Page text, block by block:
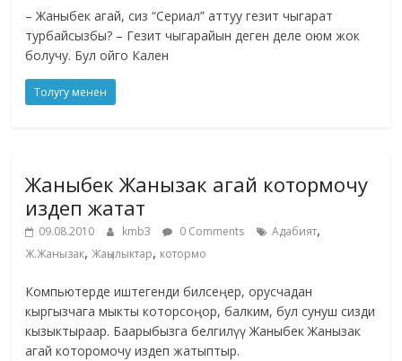
– Жаныбек агай, сиз “Сериал” аттуу гезит чыгарат
турбайсызбы? – Гезит чыгарайын деген деле оюм жок
болучу. Бул ойго Кален
Толугу менен
Жаныбек Жанызак агай котормочу
издеп жатат
09.08.2010 kmb3 0 Comments Адабият,
Ж.Жанызак,Жаңылыктар, котормо
Компьютерде иштегенди билсеңер, орусчадан
кыргызчага мыкты которсоңор, балким, бул сунуш сизди
кызыктыраар. Баарыбызга белгилүү Жаныбек Жанызак
агай которомочу издеп жатыптыр.